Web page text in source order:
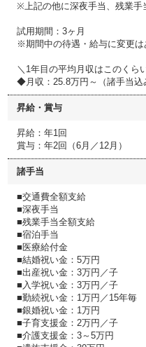
※上記の他に深夜手当、残業手
試用期間：3ヶ月
※期間中の待遇・給与に変更は
＼1年目の平均月収はこのくら
◆月収：25.8万円～（諸手当込
昇給・賞与
昇給：年1回
賞与：年2回（6月／12月）
諸手当
■交通費全額支給
■深夜手当
■残業手当全額支給
■宿泊手当
■医療給付金
■結婚祝い金：5万円
■出産祝い金：3万円／子
■入学祝い金：3万円／子
■勤続祝い金：1万円／15年毎
■銀婚祝い金：1万円
■子育支援金：2万円／子
■介護支援金：3～5万円